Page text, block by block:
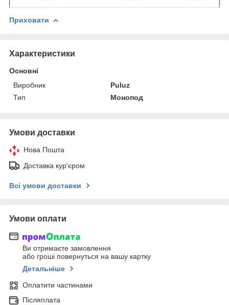
Приховати
Характеристики
Основні
Виробник
Puluz
Тип
Монопод
Умови доставки
Нова Пошта
Доставка кур'єром
Всі умови доставки
Умови оплати
Ви отримаєте замовлення
або гроші повернуться на вашу картку
Детальніше
Оплатити частинами
Післяплата